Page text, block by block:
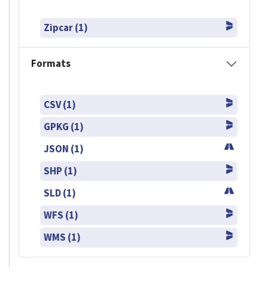
Zipcar (1)
Formats
CSV (1)
GPKG (1)
JSON (1)
SHP (1)
SLD (1)
WFS (1)
WMS (1)